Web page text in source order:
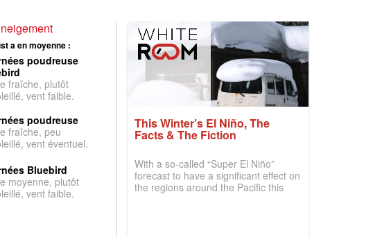
a en moyenne :
poudreuse
fraîche, plutôt
vent faible.
poudreuse
fraîche, peu
vent éventuel.
Bluebird
moyenne, plutôt
vent faible.
This Winter’s El Niño, The
Facts & The Fiction
With a so-called “Super El Niño”
forecast to have a significant effect on
the regions around the Pacific this